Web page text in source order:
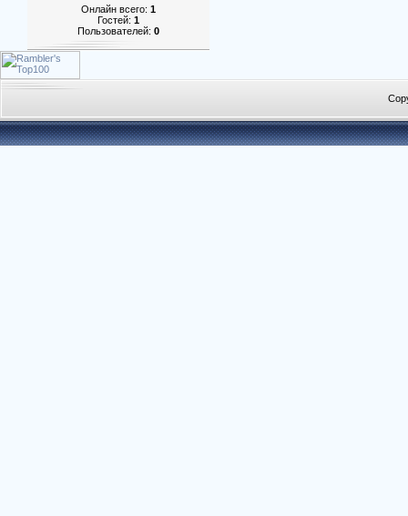
Онлайн всего: 1
Гостей: 1
Пользователей: 0